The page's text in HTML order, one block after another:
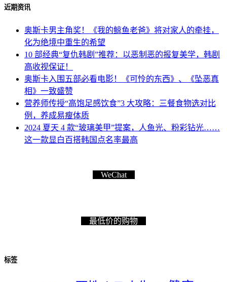
近期资讯
奥斯卡男主角奖！《我的鲸鱼老爸》将对家人的牵挂，
化为绝境中重生的希望
10 部经典“复仇韩剧”推荐：以恶制恶的报复美学，韩剧
高收视保证！
奥斯卡入围五部必看电影！《可怜的东西》、《坠恶真
相》一致盛赞
营养师传授“高饱足感饮食”3 大攻略：三餐食物选对比
例，养成易瘦体质
2024 夏天 4 款“玻璃美甲”提案，人鱼光、粉彩钻光……
这一款显白百搭韩国点名率最高
WeChat
最低价的购物
标签